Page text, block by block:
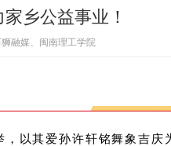
乡公益事业！
融媒、闽南理工学院
以其爱孙许轩铭舞象吉庆